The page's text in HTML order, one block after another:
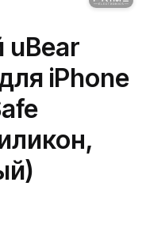
uBear
iPhone